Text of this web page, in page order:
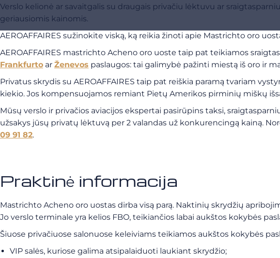
Verslo kelionė ar savaitgalis su draugais privačiu lėktuvu ar
geriausiomis kainomis.
AEROAFFAIRES sužinokite viską, ką reikia žinoti apie Mastrichto oro
AEROAFFAIRES mastrichto Acheno oro uoste taip pat teikiamos
Frankfurto ar Ženevos paslaugos: tai galimybė pažinti miestą iš oro ir
Privatus skrydis su AEROAFFAIRES taip pat reiškia paramą tvariam
kiekio. Jos kompensuojamos remiant Pietų Amerikos pirminių miškų
Mūsų verslo ir privačios aviacijos ekspertai pasirūpins taksi,
užsakys jūsų privatų lėktuvą per 2 valandas už konkurencingą kainą.
09 91 82.
Praktinė informacija
Mastrichto Acheno oro uostas dirba visą parą. Naktinių skrydžių
Jo verslo terminale yra kelios FBO, teikiančios labai aukštos kokybės
Šiuose privačiuose salonuose keleiviams teikiamos aukštos kokybės
VIP salės, kuriose galima atsipalaiduoti laukiant skrydžio;